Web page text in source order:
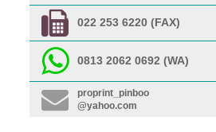
022 253 6220 (FAX)
0813 2062 0692 (WA)
proprint_pinboo
@yahoo.com